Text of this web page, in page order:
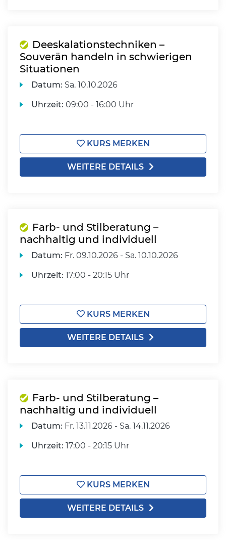
Deeskalationstechniken –
Souverän handeln in schwierigen
Situationen
Datum: Sa. 10.10.2026
Uhrzeit: 09:00 - 16:00 Uhr
KURS MERKEN
WEITERE DETAILS
Farb- und Stilberatung –
nachhaltig und individuell
Datum: Fr. 09.10.2026 - Sa. 10.10.2026
Uhrzeit: 17:00 - 20:15 Uhr
KURS MERKEN
WEITERE DETAILS
Farb- und Stilberatung –
nachhaltig und individuell
Datum: Fr. 13.11.2026 - Sa. 14.11.2026
Uhrzeit: 17:00 - 20:15 Uhr
KURS MERKEN
WEITERE DETAILS